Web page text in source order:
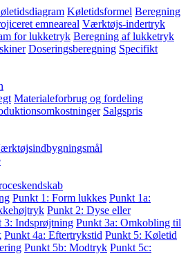
Køletidsformel Beregning
emneareal Værktøjs-indertryk
for lukketryk Beregning af lukketryk
Doseringsberegning Specifikt
Materialeforbrug og fordeling
Salgspris
Punkt 1: Form lukkes Punkt 1a:
Punkt 2: Dyse eller
3: Indsprøjtning Punkt 3a: Omkobling til
Punkt 4a: Eftertrykstid Punkt 5: Køletid
Punkt 5b: Modtryk Punkt 5c: